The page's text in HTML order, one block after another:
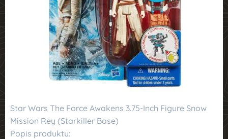
Star Wars The Force Awakens 3.75-Inch Figure Snow
Mission Rey (Starkiller Base)
Popis produktu: